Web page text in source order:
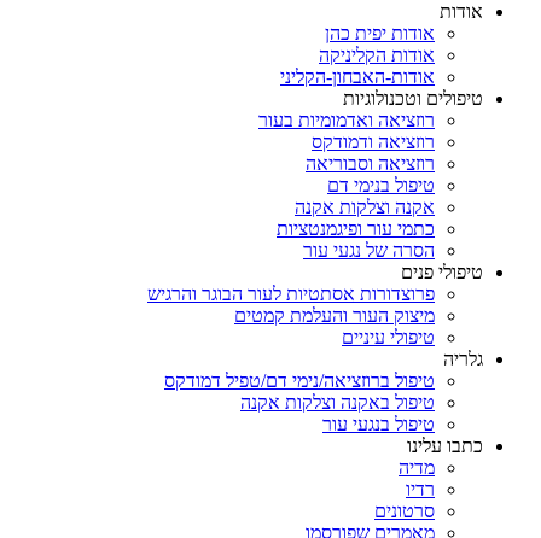
אודות
אודות יפית כהן
אודות הקליניקה
אודות-האבחון-הקליני
טיפולים וטכנולוגיות
רוזציאה ואדמומיות בעור
רוזציאה ודמודקס
רוזציאה וסבוריאה
טיפול בנימי דם
אקנה וצלקות אקנה
כתמי עור ופיגמנטציות
הסרה של נגעי עור
טיפולי פנים
פרוצדורות אסתטיות לעור הבוגר והרגיש
מיצוק העור והעלמת קמטים
טיפולי עיניים
גלריה
טיפול ברוזציאה/נימי דם/טפיל דמודקס
טיפול באקנה וצלקות אקנה
טיפול בנגעי עור
כתבו עלינו
מדיה
רדיו
סרטונים
מאמרים שפורסמו